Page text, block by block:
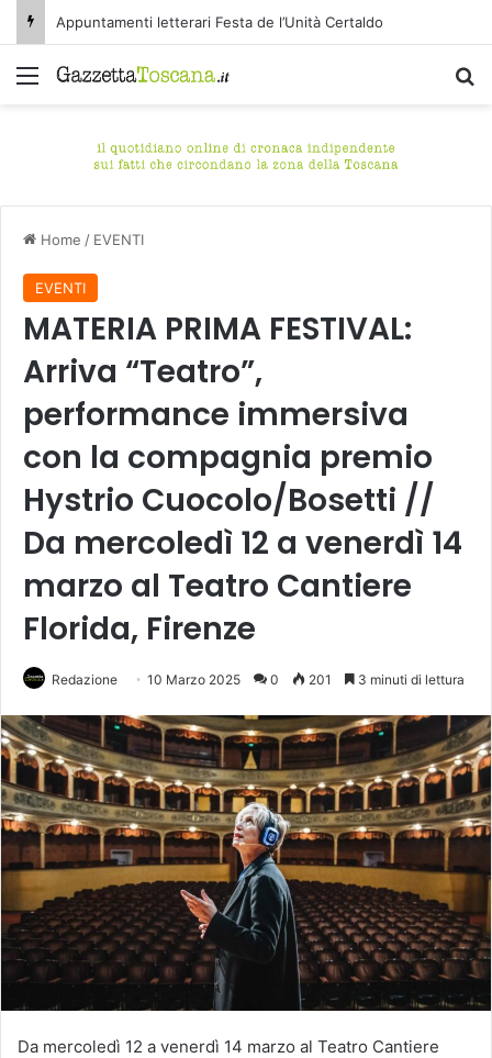
Appuntamenti letterari Festa de l’Unità Certaldo
Menu
Home / EVENTI
EVENTI
MATERIA PRIMA FESTIVAL:
Arriva “Teatro”,
performance immersiva
con la compagnia premio
Hystrio Cuocolo/Bosetti //
Da mercoledì 12 a venerdì 14
marzo al Teatro Cantiere
Florida, Firenze
Redazione 10 Marzo 2025 0 201 3 minuti di lettura
Da mercoledì 12 a venerdì 14 marzo al Teatro Cantiere